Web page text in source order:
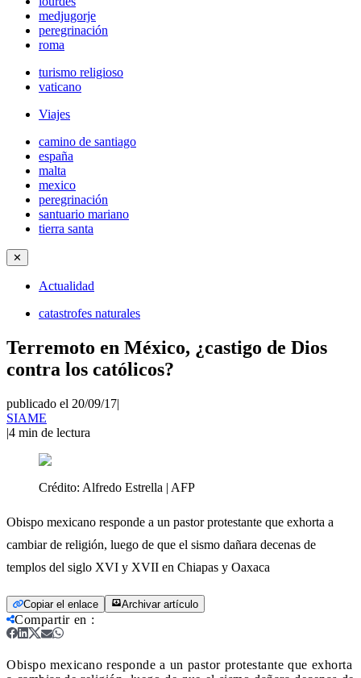
medjugorje
peregrinación
roma
turismo religioso
vaticano
Viajes
camino de santiago
españa
malta
mexico
peregrinación
santuario mariano
tierra santa
✕
Actualidad
catastrofes naturales
Terremoto en México, ¿castigo de Dios
contra los católicos?
publicado el 20/09/17|
SIAME
|4 min de lectura
Crédito: Alfredo Estrella | AFP
Obispo mexicano responde a un pastor protestante que exhorta a
cambiar de religión, luego de que el sismo dañara decenas de
templos del siglo XVI y XVII en Chiapas y Oaxaca
Copiar el enlace Archivar artículo
Compartir en :
Obispo mexicano responde a un pastor protestante que exhorta